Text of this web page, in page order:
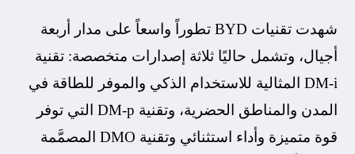
شهدت تقنيات BYD تطوراً واسعاً على مدار أربعة
أجيال، وتشمل حاليًا ثلاثة إصدارات متخصصة: تقنية
DM-i المثالية للاستخدام الذكي والموفر للطاقة في
المدن والمناطق الحضرية، وتقنية DM-p التي توفر
قوة متميزة وأداء استثنائي وتقنية DMO المصمَّمة